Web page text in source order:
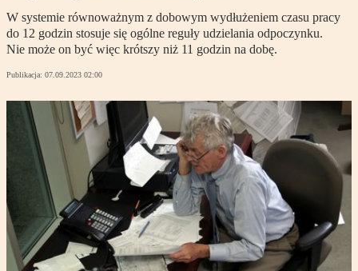
W systemie równoważnym z dobowym wydłużeniem czasu pracy
do 12 godzin stosuje się ogólne reguły udzielania odpoczynku.
Nie może on być więc krótszy niż 11 godzin na dobę.
Publikacja: 07.09.2023 02:00